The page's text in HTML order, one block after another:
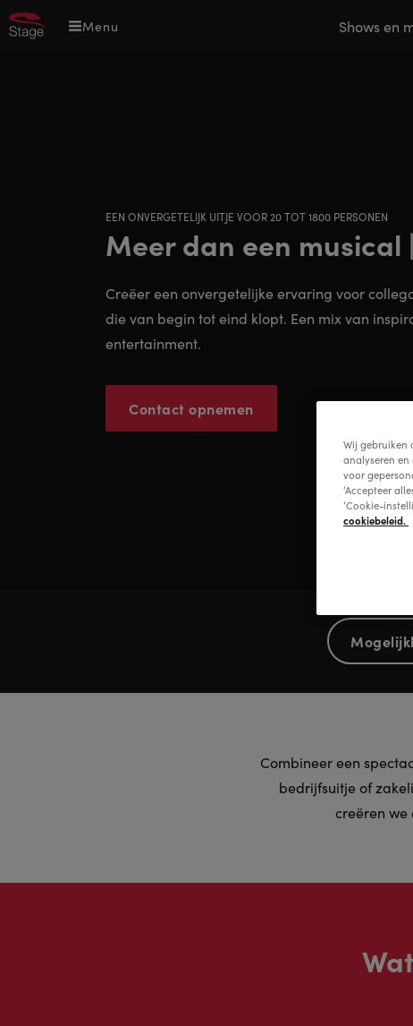
Overslaan
en
Menu
navigation
Shows en
EEN ONVERGETELIJK UITJE VOOR 20 TOT 1800 PERSONEN
Meer dan een musical
Creëer een onvergetelijke ervaring voor
die van begin tot eind klopt. Een mix van
entertainment.
Contact opnemen
Combineer een
bedrijfsuitje of
creëren
Wij gebruiken
analyseren
voor
‘Accepteer
‘Cookie-
cookiebeleid.